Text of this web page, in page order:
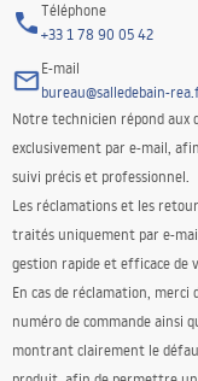
Téléphone
+33 1 78 90 05 42
E-mail
bureau@salledebain-
Notre technicien répond aux
exclusivement par e-mail,
suivi précis et professionnel.
Les réclamations et les
traités uniquement par e-
gestion rapide et efficace de
En cas de réclamation, merci
numéro de commande ainsi
montrant clairement le